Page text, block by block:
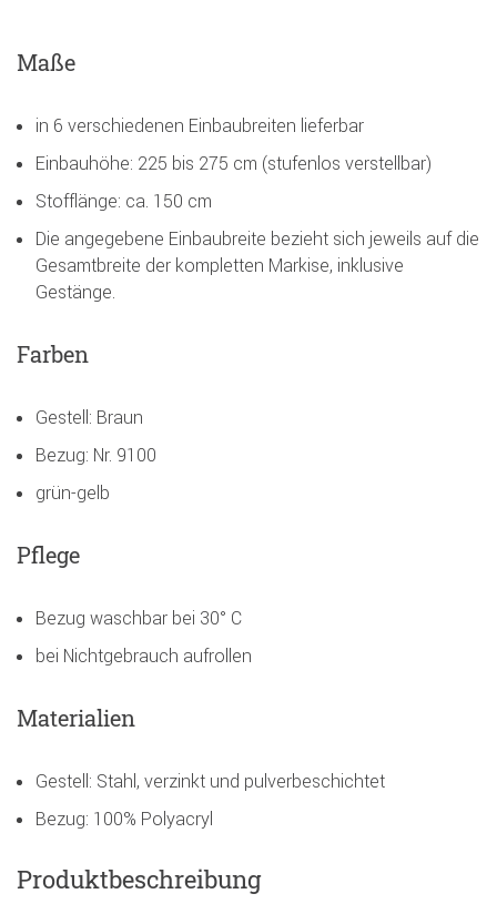
Maße
in 6 verschiedenen Einbaubreiten lieferbar
Einbauhöhe: 225 bis 275 cm (stufenlos verstellbar)
Stofflänge: ca. 150 cm
Die angegebene Einbaubreite bezieht sich jeweils auf die
Gesamtbreite der kompletten Markise, inklusive
Gestänge.
Farben
Gestell: Braun
Bezug: Nr. 9100
grün-gelb
Pflege
Bezug waschbar bei 30° C
bei Nichtgebrauch aufrollen
Materialien
Gestell: Stahl, verzinkt und pulverbeschichtet
Bezug: 100% Polyacryl
Produktbeschreibung